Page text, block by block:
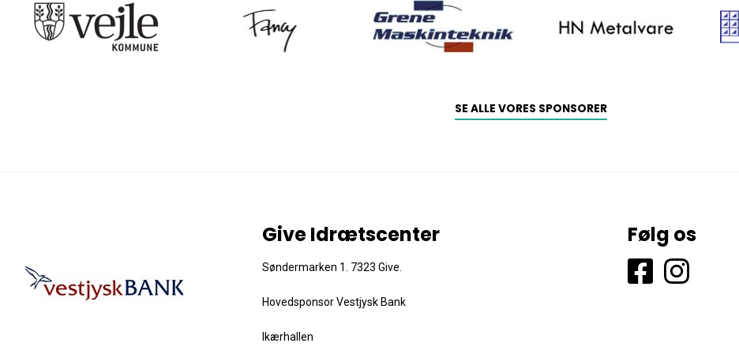
SE ALLE VORES SPONSORER
Give Idrætscenter
Søndermarken 1. 7323 Give.
Hovedsponsor Vestjysk Bank
Ikærhallen
Følg os